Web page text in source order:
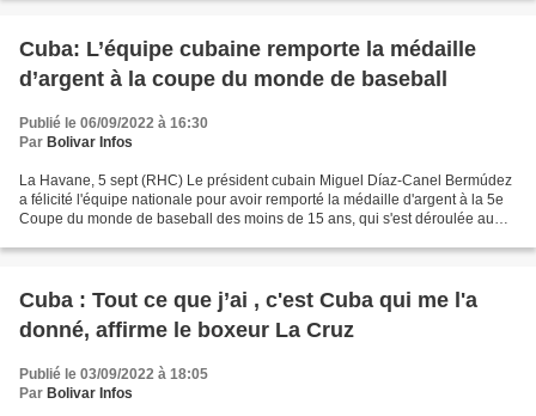
Cuba: L’équipe cubaine remporte la médaille
d’argent à la coupe du monde de baseball
Publié le 06/09/2022 à 16:30
Par Bolivar Infos
La Havane, 5 sept (RHC) Le président cubain Miguel Díaz-Canel Bermúdez
a félicité l'équipe nationale pour avoir remporté la médaille d'argent à la 5e
Coupe du monde de baseball des moins de 15 ans, qui s'est déroulée au
Cuba : Tout ce que j’ai , c'est Cuba qui me l'a
donné, affirme le boxeur La Cruz
Publié le 03/09/2022 à 18:05
Par Bolivar Infos